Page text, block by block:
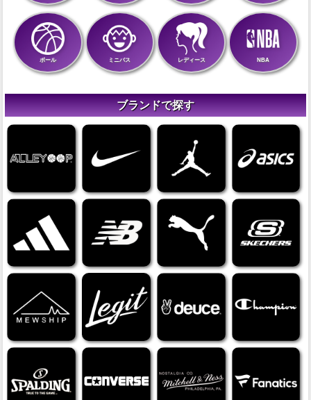
ボール ミニバス レディース NBA
ブランドで探す